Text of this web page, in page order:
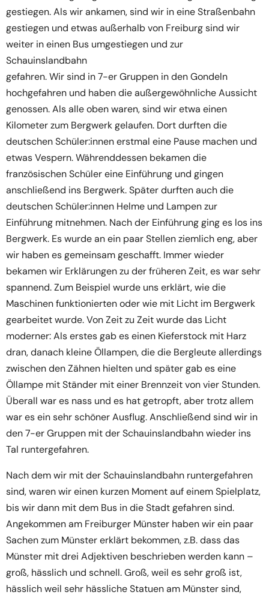
gestiegen. Als wir ankamen, sind wir in eine Straßenbahn
gestiegen und etwas außerhalb von Freiburg sind wir
weiter in einen Bus umgestiegen und zur
Schauinslandbahn
gefahren. Wir sind in 7-er Gruppen in den Gondeln
hochgefahren und haben die außergewöhnliche Aussicht
genossen. Als alle oben waren, sind wir etwa einen
Kilometer zum Bergwerk gelaufen. Dort durften die
deutschen Schüler:innen erstmal eine Pause machen und
etwas Vespern. Währenddessen bekamen die
französischen Schüler eine Einführung und gingen
anschließend ins Bergwerk. Später durften auch die
deutschen Schüler:innen Helme und Lampen zur
Einführung mitnehmen. Nach der Einführung ging es los ins
Bergwerk. Es wurde an ein paar Stellen ziemlich eng, aber
wir haben es gemeinsam geschafft. Immer wieder
bekamen wir Erklärungen zu der früheren Zeit, es war sehr
spannend. Zum Beispiel wurde uns erklärt, wie die
Maschinen funktionierten oder wie mit Licht im Bergwerk
gearbeitet wurde. Von Zeit zu Zeit wurde das Licht
moderner: Als erstes gab es einen Kieferstock mit Harz
dran, danach kleine Öllampen, die die Bergleute allerdings
zwischen den Zähnen hielten und später gab es eine
Öllampe mit Ständer mit einer Brennzeit von vier Stunden.
Überall war es nass und es hat getropft, aber trotz allem
war es ein sehr schöner Ausflug. Anschließend sind wir in
den 7-er Gruppen mit der Schauinslandbahn wieder ins
Tal runtergefahren.
Nach dem wir mit der Schauinslandbahn runtergefahren
sind, waren wir einen kurzen Moment auf einem Spielplatz,
bis wir dann mit dem Bus in die Stadt gefahren sind.
Angekommen am Freiburger Münster haben wir ein paar
Sachen zum Münster erklärt bekommen, z.B. dass das
Münster mit drei Adjektiven beschrieben werden kann –
groß, hässlich und schnell. Groß, weil es sehr groß ist,
hässlich weil sehr hässliche Statuen am Münster sind,